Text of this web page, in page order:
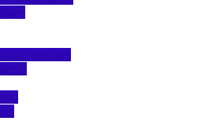
Verticales